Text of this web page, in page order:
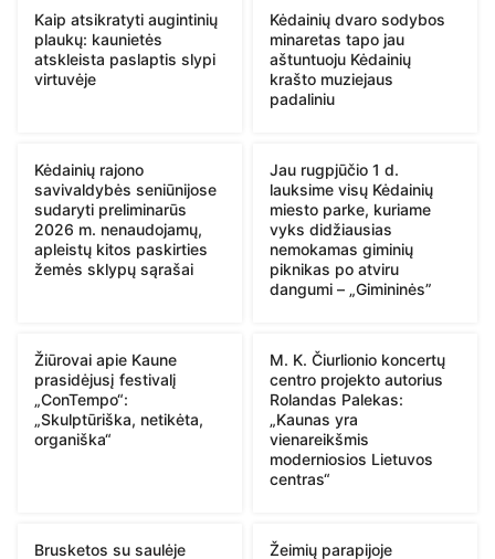
Kaip atsikratyti augintinių
plaukų: kaunietės
atskleista paslaptis slypi
virtuvėje
Kėdainių dvaro sodybos
minaretas tapo jau
aštuntuoju Kėdainių
krašto muziejaus
padaliniu
Kėdainių rajono
savivaldybės seniūnijose
sudaryti preliminarūs
2026 m. nenaudojamų,
apleistų kitos paskirties
žemės sklypų sąrašai
Jau rugpjūčio 1 d.
lauksime visų Kėdainių
miesto parke, kuriame
vyks didžiausias
nemokamas giminių
piknikas po atviru
dangumi – „Gimininės”
Žiūrovai apie Kaune
prasidėjusį festivalį
„ConTempo“:
„Skulptūriška, netikėta,
organiška“
M. K. Čiurlionio koncertų
centro projekto autorius
Rolandas Palekas:
„Kaunas yra
vienareikšmis
moderniosios Lietuvos
centras“
Brusketos su saulėje
Žeimių parapijoje